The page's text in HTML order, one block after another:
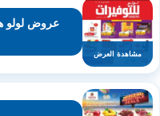
مشاهدة العرض